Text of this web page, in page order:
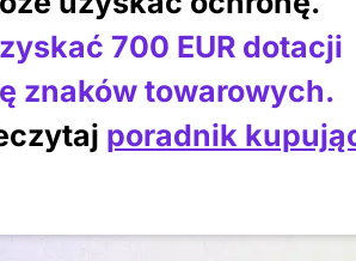
700 EUR dotacji
znaków towarowych.
poradnik